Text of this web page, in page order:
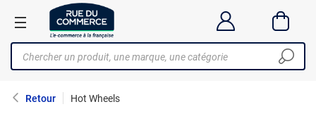
Retour Hot Wheels